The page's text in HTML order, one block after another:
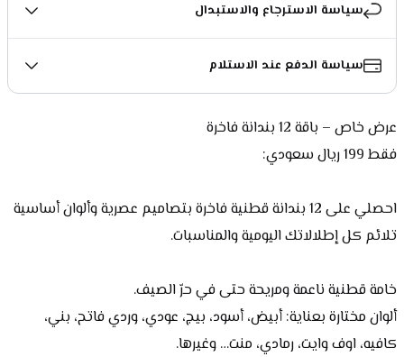
سياسة الاسترجاع والاستبدال
سياسة الدفع عند الاستلام
عرض خاص – باقة 12 بندانة فاخرة
فقط 199 ريال سعودي:
تلائم كل إطلالاتك اليومية والمناسبات.
خامة قطنية ناعمة ومريحة حتى في حرّ الصيف.
كافيه، اوف وايت، رمادي، منت… وغيرها.